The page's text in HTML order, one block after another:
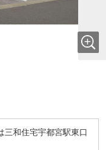
和住宅宇都宮駅東口